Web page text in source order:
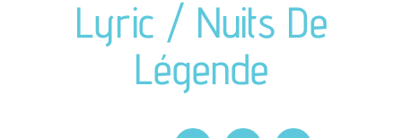
chambres et dressing
Lyric / Nuits De
Légende